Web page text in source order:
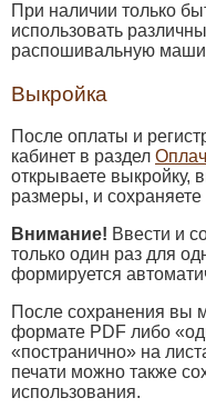
При наличии только
использовать
распошивальную
Выкройка
После оплаты и
кабинет в раздел
открываете выкройку,
размеры, и сохраняете
Внимание! Ввести и
только один раз для
формируется
После сохранения вы
формате PDF либо
«постранично» на
печати можно также
использования.